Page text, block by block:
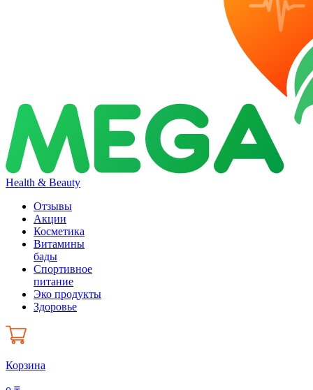
Health & Beauty
Отзывы
Акции
Косметика
Витамины
бады
Спортивное
питание
Эко продукты
Здоровье
Корзина